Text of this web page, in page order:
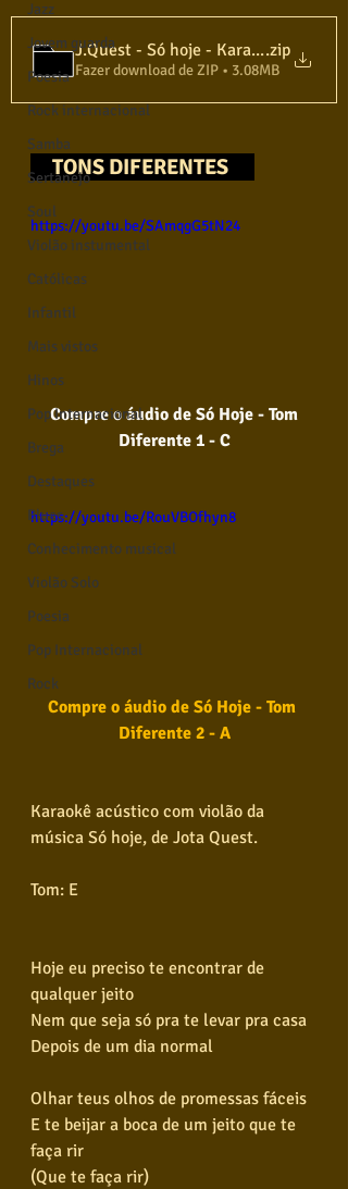
Jazz
Jovem guarda
Poesia
Rock internacional
Samba
Sertanejo
Soul
Violão instumental
Católicas
Infantil
Mais vistos
Hinos
Pop Internacional
Brega
Destaques
Blues
Conhecimento musical
Violão Solo
Poesia
Pop Internacional
Rock
J.Quest - Só hoje - Karaokê Violão
.zip
Fazer download de ZIP • 3.08MB
TONS DIFERENTES
https://youtu.be/SAmqgG5tN24
Compre o áudio de Só Hoje - Tom
Diferente 1 - C
https://youtu.be/RouVBOfhyn8
Compre o áudio de Só Hoje - Tom
Diferente 2 - A
Karaokê acústico com violão da
música Só hoje, de Jota Quest.
Tom: E
Hoje eu preciso te encontrar de
qualquer jeito
Nem que seja só pra te levar pra casa
Depois de um dia normal
Olhar teus olhos de promessas fáceis
E te beijar a boca de um jeito que te
faça rir
(Que te faça rir)